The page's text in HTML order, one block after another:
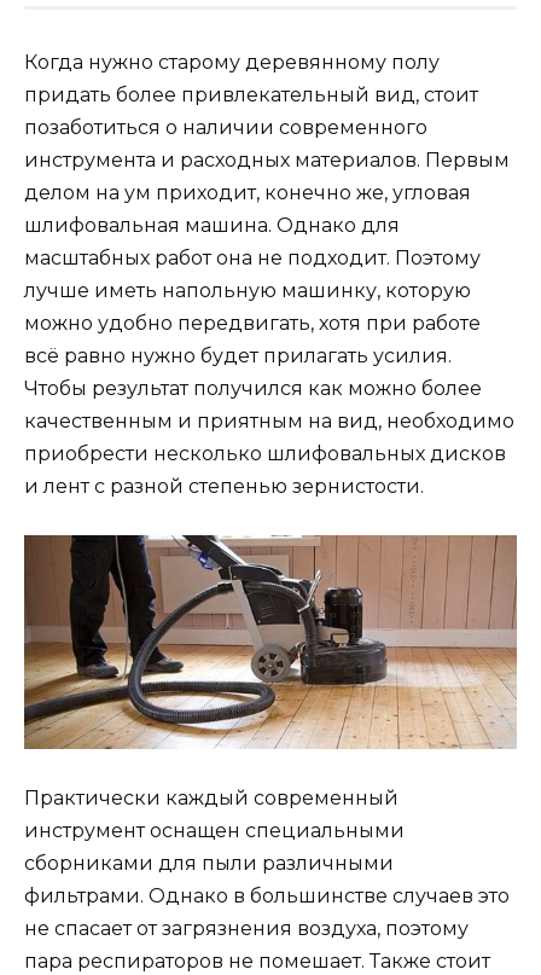
Когда нужно старому деревянному полу
придать более привлекательный вид, стоит
позаботиться о наличии современного
инструмента и расходных материалов. Первым
делом на ум приходит, конечно же, угловая
шлифовальная машина. Однако для
масштабных работ она не подходит. Поэтому
лучше иметь напольную машинку, которую
можно удобно передвигать, хотя при работе
всё равно нужно будет прилагать усилия.
Чтобы результат получился как можно более
качественным и приятным на вид, необходимо
приобрести несколько шлифовальных дисков
и лент с разной степенью зернистости.
Практически каждый современный
инструмент оснащен специальными
сборниками для пыли различными
фильтрами. Однако в большинстве случаев это
не спасает от загрязнения воздуха, поэтому
пара респираторов не помешает. Также стоит